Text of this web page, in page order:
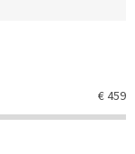
€459